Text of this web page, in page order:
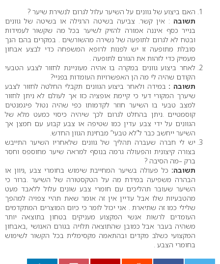
האם ביצוע של גוונים על השיער עלול לגרום לנשירת שיער ?
תשובה : אין קשר. צביעה בשיטה הרגילה או בשיטה של גוונים
בנייר כסף איננה אמורה להזיק לשיער בכל מה שקשור לעמידות
ובטח לא לגרום לתופעה של נשירה מהשורשים . במקרים בהם הנך
סובלת מתופעה זו יש לפנות לרופא המשפחה כדי לבצע אבחון
מעמיק כדי לזהות את הגורם לתופעה .
לאחר ביצוע גוונים במקרה בו אהיה מעוניינת לחזור לצבע הטבעי
הקודם שהיה לי מה הן האפשרויות העומדות בפניי?
תשובה : במידה ולאחר ביצוע הגוונים תקבלי החלטה לחזור לצבע
שיערך המקורי דעי כי קיימת אופציה כזו אך לעולם לא ניתן לחזור
למצב טבעי בו השיער חוזר לקדמותו כפי שהיה נטול פיגמנטים
קוסמטיים .ניתן בהחלט לגרום לכך שיהיה כיסוי כמעט מלא של
הגוונים על ידי צבע עדין כמו שטיפה או צבע קבוע עם חמצן אך
השיער ייחשב כבר ל”לא טבעי” מבחינת הגוון החדש.
יש לי חברה שעברה תהליך של גוונים שלאחריו השיער התייבש
בצורה קיצונית והפעולה גרמה בנוסף למראה שיער מחוספס וחסר
ברק –מה הסיבה ?
תשובה: כל פעולה בשיער המחייבת שימוש בחומרי צבע ,גיוון או
הבהרה משפיעה במידת מה על הטקסטורה של השיער .ברור כי
השיער שעובר תהליכים עם חומרי צבע שונים עלול ללאבד מעט
מהטבעיות שלו אבל עדיין אין זה אומר שאת תהיי צפויה למהפך
שלילי כמו זה שתיארת . אני יכול לומר כי כיום המוצרים המתקדמים
העומדים לרשות אנשי המקצוע מעניקים בטחון בתוצאה יותר
משהיה בעבר אבל כמובן שהתוצאה תלויה בגורם האנושי ,באבחון
המקצועי כשלב מקדים ובהתאמה מקסימלית בכל הקשור לשימוש
בחומרי הצבע .